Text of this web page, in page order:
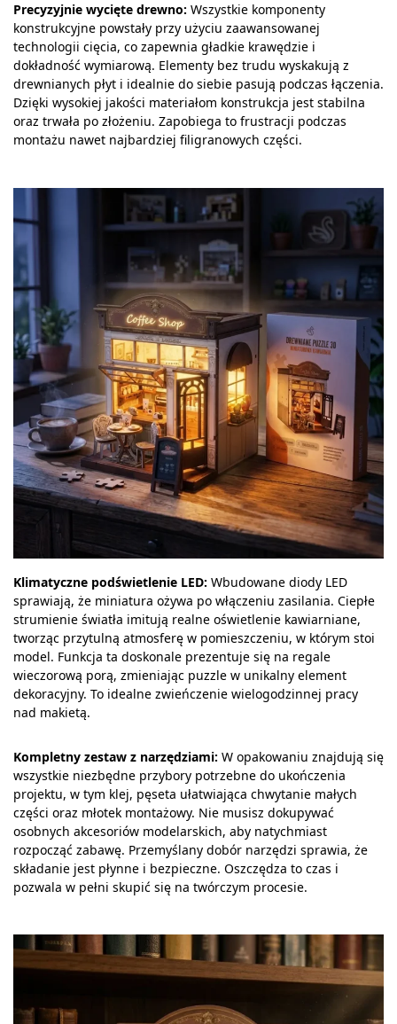
Precyzyjnie wycięte drewno: Wszystkie komponenty
konstrukcyjne powstały przy użyciu zaawansowanej
technologii cięcia, co zapewnia gładkie krawędzie i
dokładność wymiarową. Elementy bez trudu wyskakują z
drewnianych płyt i idealnie do siebie pasują podczas łączenia.
Dzięki wysokiej jakości materiałom konstrukcja jest stabilna
oraz trwała po złożeniu. Zapobiega to frustracji podczas
montażu nawet najbardziej filigranowych części.
Klimatyczne podświetlenie LED: Wbudowane diody LED
sprawiają, że miniatura ożywa po włączeniu zasilania. Ciepłe
strumienie światła imitują realne oświetlenie kawiarniane,
tworząc przytulną atmosferę w pomieszczeniu, w którym stoi
model. Funkcja ta doskonale prezentuje się na regale
wieczorową porą, zmieniając puzzle w unikalny element
dekoracyjny. To idealne zwieńczenie wielogodzinnej pracy
nad makietą.
Kompletny zestaw z narzędziami: W opakowaniu znajdują się
wszystkie niezbędne przybory potrzebne do ukończenia
projektu, w tym klej, pęseta ułatwiająca chwytanie małych
części oraz młotek montażowy. Nie musisz dokupywać
osobnych akcesoriów modelarskich, aby natychmiast
rozpocząć zabawę. Przemyślany dobór narzędzi sprawia, że
składanie jest płynne i bezpieczne. Oszczędza to czas i
pozwala w pełni skupić się na twórczym procesie.